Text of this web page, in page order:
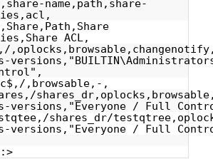
name,path,share-
ACL,
,browsable,-,
versions,"Everyone / Full
shares_dr/
versions,"Everyone / Full